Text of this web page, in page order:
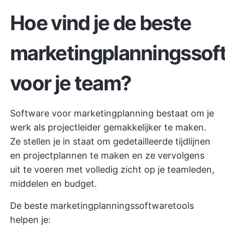
Hoe vind je de beste
voor je team?
Software voor marketingplanning bestaat om je
werk als projectleider gemakkelijker te maken.
Ze stellen je in staat om gedetailleerde tijdlijnen
en projectplannen te maken en ze vervolgens
uit te voeren met volledig zicht op je teamleden,
middelen en budget.
De beste marketingplanningssoftwaretools
helpen je: